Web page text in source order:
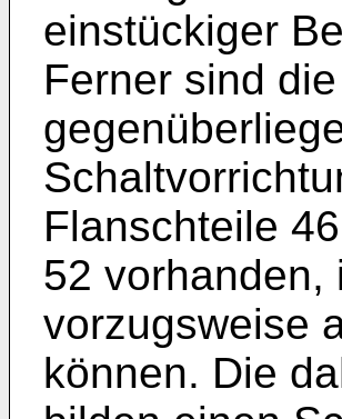
einstückiger
Ferner sind
Flanschteile
52 vorhanden,
vorzugsweise
können. Die